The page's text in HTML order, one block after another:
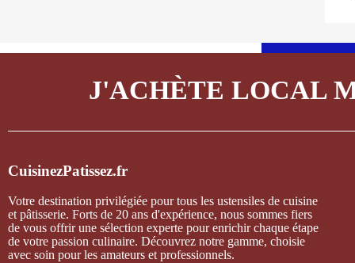
J'ACHÈTE LOCAL
CuisinezPatissez.fr
Votre destination privilégiée pour tous les ustensiles de cuisine
et pâtisserie. Forts de 20 ans d'expérience, nous sommes fiers
de vous offrir une sélection experte pour enrichir chaque étape
de votre passion culinaire. Découvrez notre gamme, choisie
avec soin pour les amateurs et professionnels.